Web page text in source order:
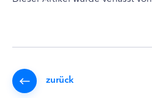
zurück